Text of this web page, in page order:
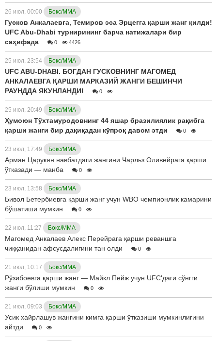
26 июл, 00:00 Бокс/ММА
Гусков Анкалаевга, Темиров эса Эрцегга қарши жанг қилди!
UFC Abu-Dhabi турнирининг барча натижалари бир
саҳифада
0 4426
25 июл, 23:54 Бокс/ММА
UFC ABU-DHABI. БОГДАН ГУСКОВНИНГ МАГОМЕД
АНКАЛАЕВГА ҚАРШИ МАРКАЗИЙ ЖАНГИ БЕШИНЧИ
РАУНДДА ЯКУНЛАНДИ!
0
25 июл, 20:49 Бокс/ММА
Ҳумоюн Тўхтамуродовнинг 44 яшар бразилиялик рақибга
қарши жанги бир дақиқадан кўпроқ давом этди
0
23 июл, 17:49 Бокс/ММА
Арман Царукян навбатдаги жангини Чарльз Оливейрага қарши
ўтказади — манба
0
23 июл, 13:58 Бокс/ММА
Бивол Бетербиевга қарши жанг учун WBO чемпионлик камарини
бўшатиши мумкин
0
22 июл, 11:27 Бокс/ММА
Магомед Анкалаев Алекс Перейрага қарши реваншга
чиққанидан афсусдалигини тан олди
0
21 июл, 10:17 Бокс/ММА
Рўзибоевга қарши жанг — Майкл Пейж учун UFC'даги сўнгги
жанги бўлиши мумкин
0
21 июл, 09:03 Бокс/ММА
Усик хайрлашув жангини кимга қарши ўтказиши мумкинлигини
айтди
0